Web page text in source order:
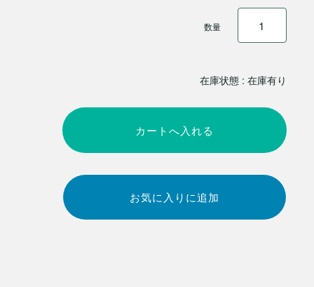
在庫状態 : 在庫有り
数量